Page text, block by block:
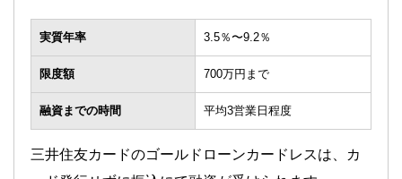
実質年率 3.5％〜9.2％
限度額 700万円まで
融資までの時間 平均3営業日程度
三井住友カードのゴールドローンカードレスは、カ